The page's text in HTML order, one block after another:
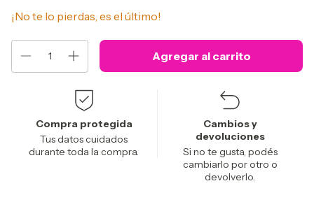
¡No te lo pierdas, es el último!
Compra protegida
Tus datos cuidados
durante toda la compra.
Cambios y
devoluciones
Si no te gusta, podés
cambiarlo por otro o
devolverlo.